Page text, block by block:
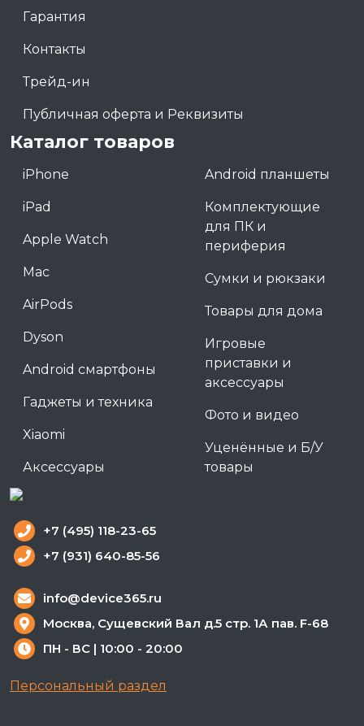
Гарантия
Контакты
Трейд-ин
Публичная оферта и Реквизиты
Каталог товаров
iPhone
iPad
Apple Watch
Mac
AirPods
Dyson
Android смартфоны
Гаджеты и техника
Xiaomi
Аксессуары
Android планшеты
Комплектующие
для ПК и
периферия
Сумки и рюкзаки
Товары для дома
Игровые
приставки и
аксессуары
Фото и видео
Уценённые и Б/У
товары
+7 (495) 118-23-65
+7 (931) 640-85-56
info@device365.ru
Москва, Сущевский Вал д.5 стр. 1А пав. F-68
ПН - ВС | 10:00 - 20:00
Персональный раздел